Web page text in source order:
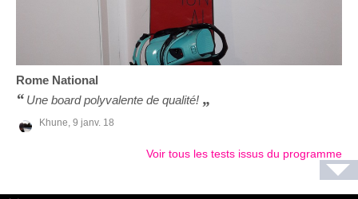
Rome National
Une board polyvalente de qualité!
Khune, 9 janv. 18
Voir tous les tests issus du programme